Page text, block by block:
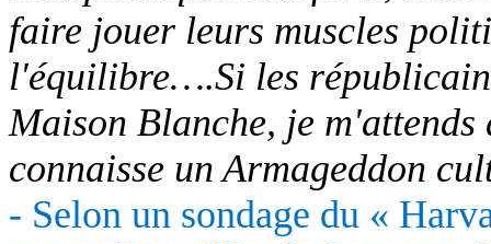
faire jouer leurs muscles
l'équilibre….Si les
Maison Blanche, je
connaisse un Armageddon
- Selon un sondage du «